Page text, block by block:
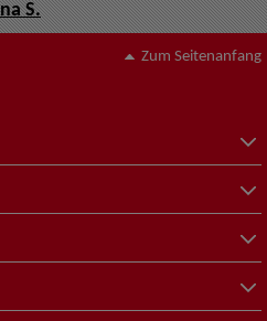
S.
Zum Seitenanfang